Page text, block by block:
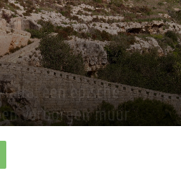
een epische
verborgen muur